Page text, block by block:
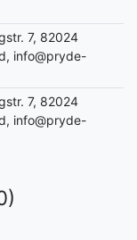
7, 82024
info@pryde-
7, 82024
info@pryde-